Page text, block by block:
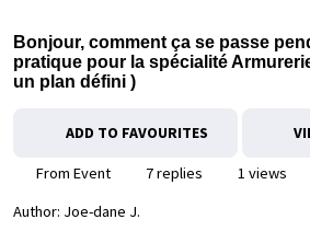
Bonjour, comment ça se passe
pratique pour la spécialité
un plan défini )
ADD TO FAVOURITES
From Event 7 replies
1 views
Author: Joe-dane J.